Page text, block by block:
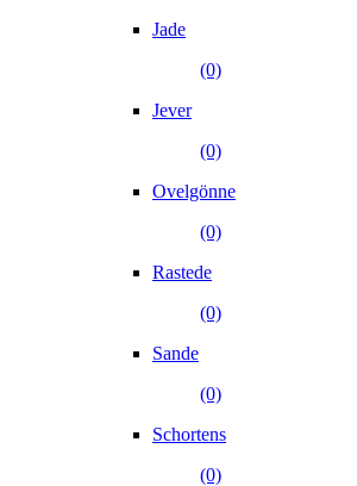
Jade
(0)
Jever
(0)
Ovelgönne
(0)
Rastede
(0)
Sande
(0)
Schortens
(0)